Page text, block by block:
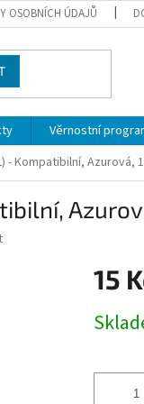
OSOBNÍCH ÚDAJŮ
Věrnostní
- Kompatibilní, Azurová,
15
cena: